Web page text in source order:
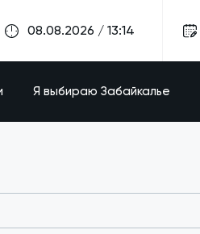
08.08.2026 / 13:14
Я выбираю Забайкалье